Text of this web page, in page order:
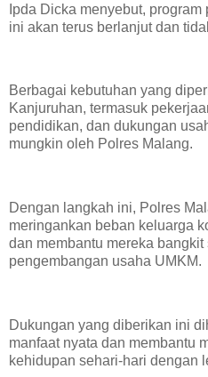
Ipda Dicka menyebut,
ini akan terus berlanjut dan
Berbagai kebutuhan yang
Kanjuruhan, termasuk
pendidikan, dan dukungan
mungkin oleh Polres Malang.
Dengan langkah ini, Polres
meringankan beban keluarga
dan membantu mereka
pengembangan usaha UMKM.
Dukungan yang diberikan ini
manfaat nyata dan membantu
kehidupan sehari-hari dengan